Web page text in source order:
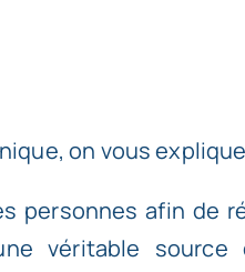
on vous
personnes afin de
véritable source